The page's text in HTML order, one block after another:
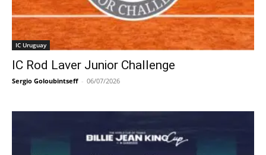
IC Uruguay
IC Rod Laver Junior Challenge
Sergio Goloubintseff - 06/07/2026